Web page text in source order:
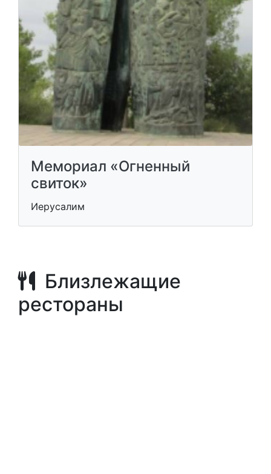
Мемориал «Огненный
свиток»
Иерусалим
Близлежащие
рестораны